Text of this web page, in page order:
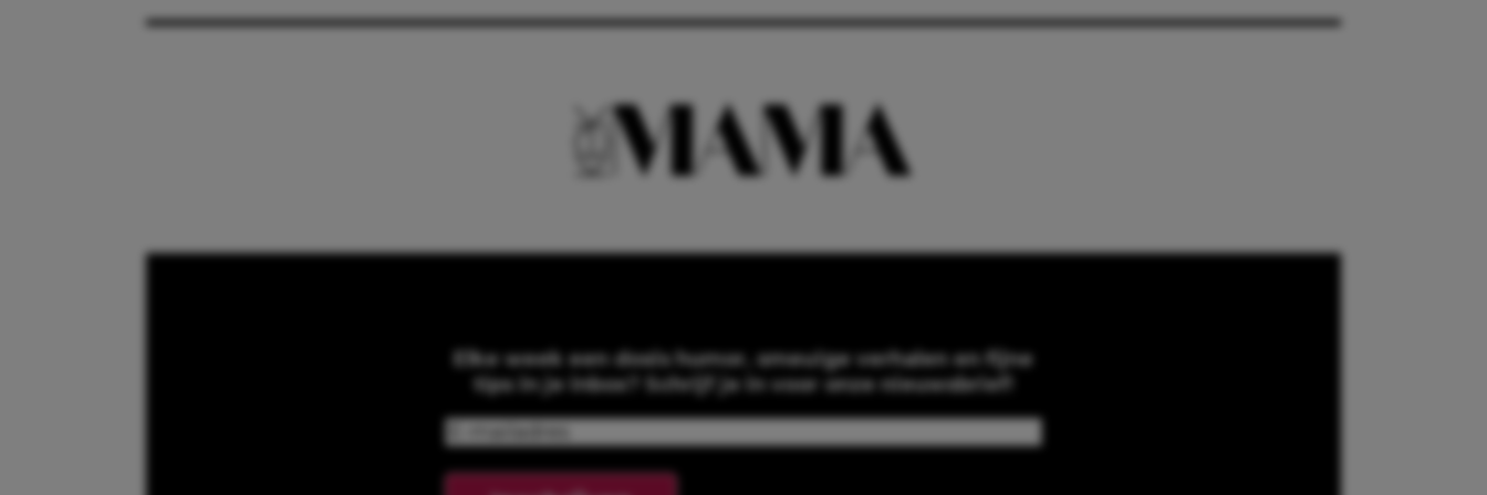
Elke week een dosis humor, smeuïge verhalen en fijne
tips in je inbox? Schrijf je in voor onze nieuwsbrief!
Email(Required)